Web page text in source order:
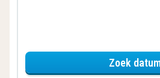
Zoek